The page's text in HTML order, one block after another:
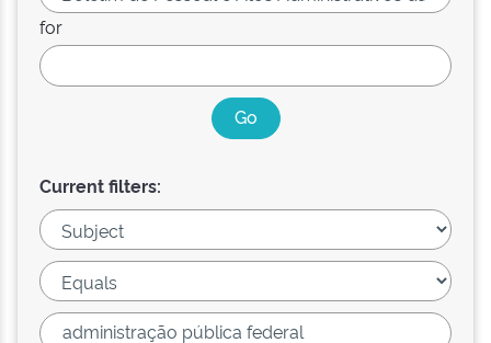
for
Current filters: